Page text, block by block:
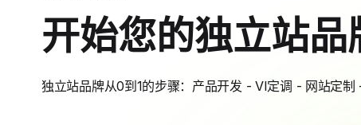
开始您的独立站品
独立站品牌从0到1的步骤：产品开发 - VI定调 - 网站定